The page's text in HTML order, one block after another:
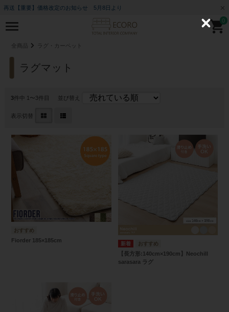
再送【重要】価格改定のお知らせ 5月8日より
0
全商品 ラグ・カーペット
ラグマット
3件中 1〜3件目 並び替え
表示切替
Fiorder 185×185cm
【長方形:140cm×190cm】Neochill
sarasara ラグ
C